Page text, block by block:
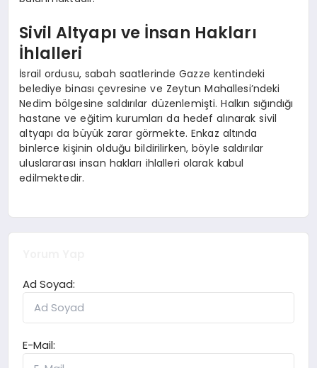
Sivil Altyapı ve İnsan Hakları
İhlalleri
İsrail ordusu, sabah saatlerinde Gazze kentindeki
belediye binası çevresine ve Zeytun Mahallesi’ndeki
Nedim bölgesine saldırılar düzenlemişti. Halkın sığındığı
hastane ve eğitim kurumları da hedef alınarak sivil
altyapı da büyük zarar görmekte. Enkaz altında
binlerce kişinin olduğu bildirilirken, böyle saldırılar
uluslararası insan hakları ihlalleri olarak kabul
edilmektedir.
Ad Soyad:
E-Mail: